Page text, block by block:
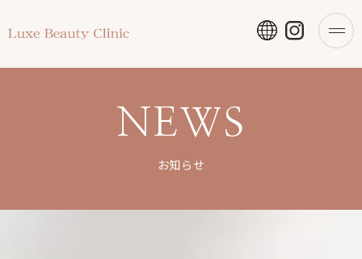
NEWS
お知らせ